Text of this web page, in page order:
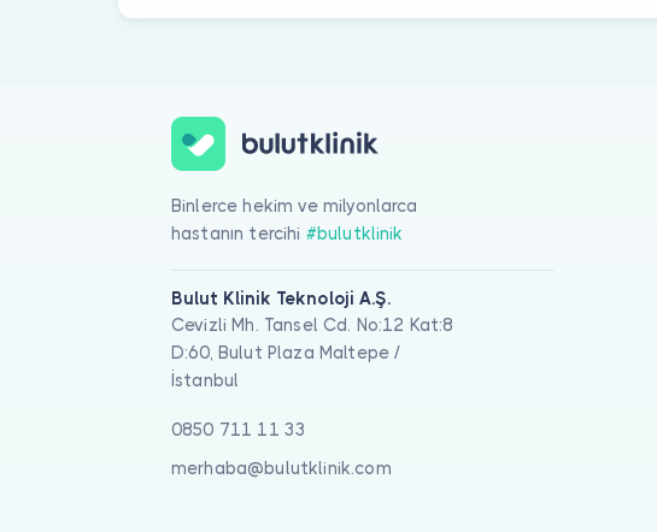
Binlerce hekim ve milyonlarca
hastanın tercihi #bulutklinik
Bulut Klinik Teknoloji A.Ş.
Cevizli Mh. Tansel Cd. No:12 Kat:8
D:60, Bulut Plaza Maltepe /
İstanbul
0850 711 11 33
merhaba@bulutklinik.com